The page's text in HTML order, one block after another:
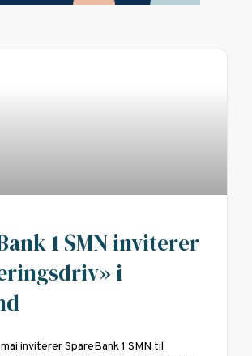
1 SMN inviterer
i
inviterer SpareBank 1 SMN til